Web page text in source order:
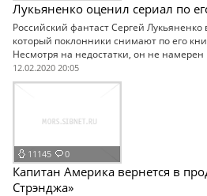
Лукьяненко оценил сериал по
Российский фантаст Сергей Лукьяненко
который поклонники снимают по его
Несмотря на недостатки, он не намерен
12.02.2020 20:05
11145 0
Капитан Америка вернется в
Стрэнджа»